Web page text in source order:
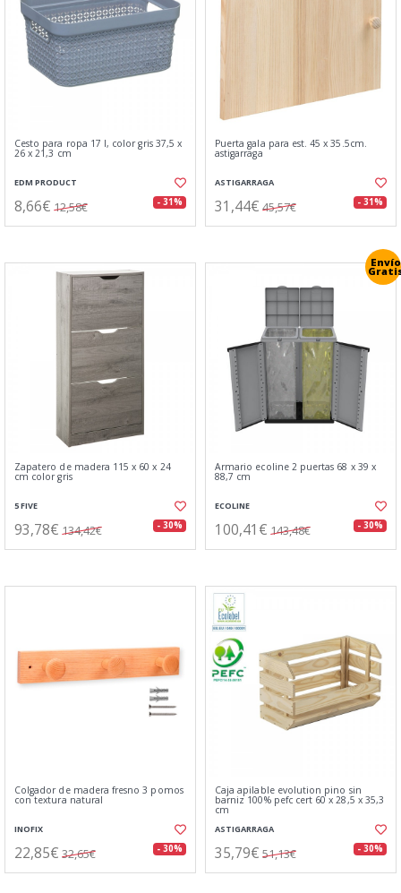
Cesto para ropa 17 l, color gris 37,5 x
26 x 21,3 cm
EDM PRODUCT
8,66€ 12,58€ - 31%
Puerta gala para est. 45 x 35.5cm.
astigarraga
ASTIGARRAGA
31,44€ 45,57€ - 31%
Zapatero de madera 115 x 60 x 24
cm color gris
5 FIVE
93,78€ 134,42€ - 30%
Envío
Armario ecoline 2 puertas 68 x 39 x
88,7 cm
ECOLINE
100,41€ 143,48€ - 30%
Colgador de madera fresno 3 pomos
con textura natural
INOFIX
22,85€ 32,65€ - 30%
Caja apilable evolution pino sin
barniz 100% pefc cert 60 x 28,5 x 35,3
cm
ASTIGARRAGA
35,79€ 51,13€ - 30%